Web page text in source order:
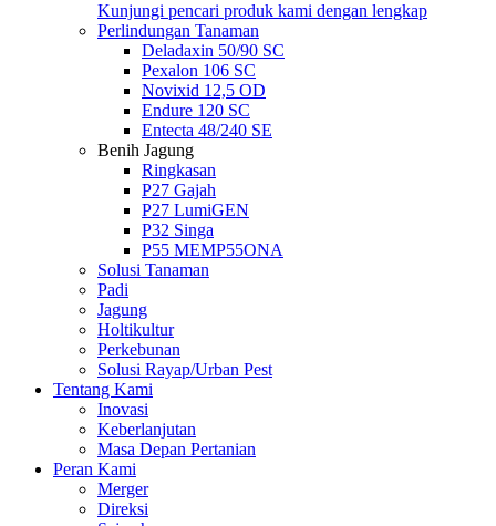
Kunjungi pencari produk kami dengan lengkap
Perlindungan Tanaman
Deladaxin 50/90 SC
Pexalon 106 SC
Novixid 12,5 OD
Endure 120 SC
Entecta 48/240 SE
Benih Jagung
Ringkasan
P27 Gajah
P27 LumiGEN
P32 Singa
P55 MEMP55ONA
Solusi Tanaman
Padi
Jagung
Holtikultur
Perkebunan
Solusi Rayap/Urban Pest
Tentang Kami
Inovasi
Keberlanjutan
Masa Depan Pertanian
Peran Kami
Merger
Direksi